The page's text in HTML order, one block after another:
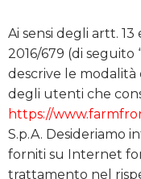
Ai sensi degli artt.
2016/679 (di seguito
descrive le
degli utenti che
https://
S.p.A. Desideriamo
forniti su Internet
trattamento nel